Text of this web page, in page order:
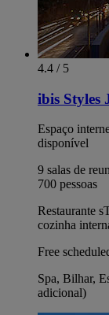
4.4 / 5
ibis Styles
Espaço
disponível
9 salas de
700 pessoas
Restaurante
cozinha
Free
Spa, Bilhar,
adicional)